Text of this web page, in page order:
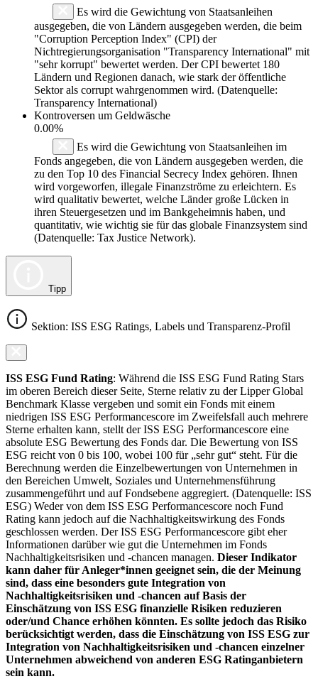
Es wird die Gewichtung von Staatsanleihen
ausgegeben, die von Ländern ausgegeben werden, die beim
"Corruption Perception Index" (CPI) der
Nichtregierungsorganisation "Transparency International" mit
"sehr korrupt" bewertet werden. Der CPI bewertet 180
Ländern und Regionen danach, wie stark der öffentliche
Sektor als corrupt wahrgenommen wird. (Datenquelle:
Transparency International)
Kontroversen um Geldwäsche
0.00%
Es wird die Gewichtung von Staatsanleihen im
Fonds angegeben, die von Ländern ausgegeben werden, die
zu den Top 10 des Financial Secrecy Index gehören. Ihnen
wird vorgeworfen, illegale Finanzströme zu erleichtern. Es
wird qualitativ bewertet, welche Länder große Lücken in
ihren Steuergesetzen und im Bankgeheimnis haben, und
quantitativ, wie wichtig sie für das globale Finanzsystem sind
(Datenquelle: Tax Justice Network).
Tipp
Sektion: ISS ESG Ratings, Labels und Transparenz-Profil
ISS ESG Fund Rating: Während die ISS ESG Fund Rating Stars
im oberen Bereich dieser Seite, Sterne relativ zu der Lipper Global
Benchmark Klasse vergeben und somit ein Fonds mit einem
niedrigen ISS ESG Performancescore im Zweifelsfall auch mehrere
Sterne erhalten kann, stellt der ISS ESG Performancescore eine
absolute ESG Bewertung des Fonds dar. Die Bewertung von ISS
ESG reicht von 0 bis 100, wobei 100 für „sehr gut“ steht. Für die
Berechnung werden die Einzelbewertungen von Unternehmen in
den Bereichen Umwelt, Soziales und Unternehmensführung
zusammengeführt und auf Fondsebene aggregiert. (Datenquelle: ISS
ESG) Weder von dem ISS ESG Performancescore noch Fund
Rating kann jedoch auf die Nachhaltigkeitswirkung des Fonds
geschlossen werden. Der ISS ESG Performancescore gibt eher
Informationen darüber wie gut die Unternehmen im Fonds
Nachhaltigkeitsrisiken und -chancen managen. Dieser Indikator
kann daher für Anleger*innen geeignet sein, die der Meinung
sind, dass eine besonders gute Integration von
Nachhaltigkeitsrisiken und -chancen auf Basis der
Einschätzung von ISS ESG finanzielle Risiken reduzieren
oder/und Chance erhöhen könnten. Es sollte jedoch das Risiko
berücksichtigt werden, dass die Einschätzung von ISS ESG zur
Integration von Nachhaltigkeitsrisiken und -chancen einzelner
Unternehmen abweichend von anderen ESG Ratinganbietern
sein kann.